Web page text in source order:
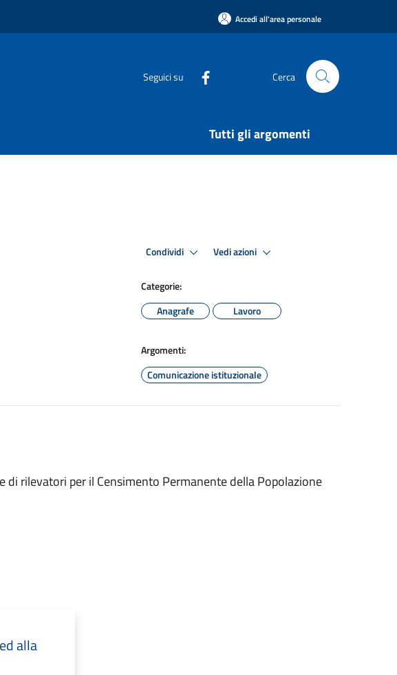
Accedi all'area personale
Seguici su Cerca
Tutti gli argomenti
Condividi Vedi azioni
Categorie:
Anagrafe
Lavoro
Argomenti:
Comunicazione istituzionale
di rilevatori per il Censimento Permanente della Popolazione
alla